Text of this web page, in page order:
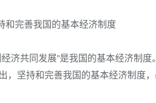
和完善我国的基本经济制度
济共同发展”是我国的基本经济制度
，坚持和完善我国的基本经济制度